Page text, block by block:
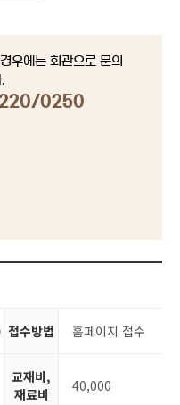
우에는 회관으로 문의
0250
접수방법 홈페이지 접수
교재비,
재료비
40,000